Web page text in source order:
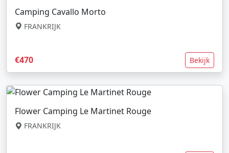
Camping Cavallo Morto
FRANKRIJK
€470 Bekijk
Flower Camping Le Martinet Rouge
FRANKRIJK